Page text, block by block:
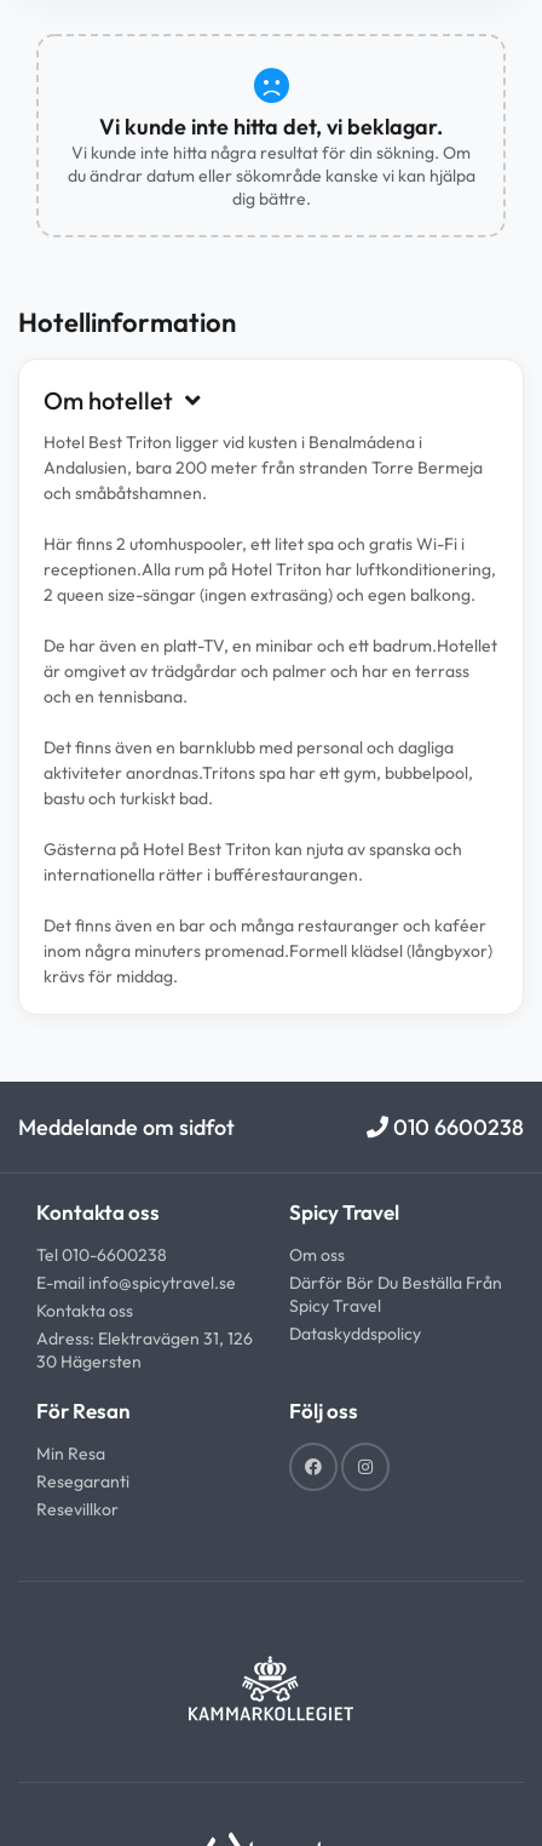
Vi kunde inte hitta det, vi beklagar.
Vi kunde inte hitta några resultat för din sökning. Om
du ändrar datum eller sökområde kanske vi kan hjälpa
dig bättre.
Hotellinformation
Om hotellet
Hotel Best Triton ligger vid kusten i Benalmádena i
Andalusien, bara 200 meter från stranden Torre Bermeja
och småbåtshamnen.
Här finns 2 utomhuspooler, ett litet spa och gratis Wi-Fi i
receptionen.Alla rum på Hotel Triton har luftkonditionering,
2 queen size-sängar (ingen extrasäng) och egen balkong.
De har även en platt-TV, en minibar och ett badrum.Hotellet
är omgivet av trädgårdar och palmer och har en terrass
och en tennisbana.
Det finns även en barnklubb med personal och dagliga
aktiviteter anordnas.Tritons spa har ett gym, bubbelpool,
bastu och turkiskt bad.
Gästerna på Hotel Best Triton kan njuta av spanska och
internationella rätter i bufférestaurangen.
Det finns även en bar och många restauranger och kaféer
inom några minuters promenad.Formell klädsel (långbyxor)
krävs för middag.
Meddelande om sidfot 010 6600238
Kontakta oss
Tel 010-6600238
E-mail info@spicytravel.se
Kontakta oss
Adress: Elektravägen 31, 126
30 Hägersten
Spicy Travel
Om oss
Därför Bör Du Beställa Från
Spicy Travel
Dataskyddspolicy
För Resan
Min Resa
Resegaranti
Resevillkor
Följ oss